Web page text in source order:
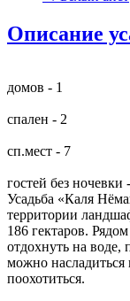
Описание
домов - 1
спален - 2
сп.мест - 7
гостей без ночевки
Усадьба «Каля
территории
186 гектаров.
отдохнуть на воде,
можно
поохотиться.